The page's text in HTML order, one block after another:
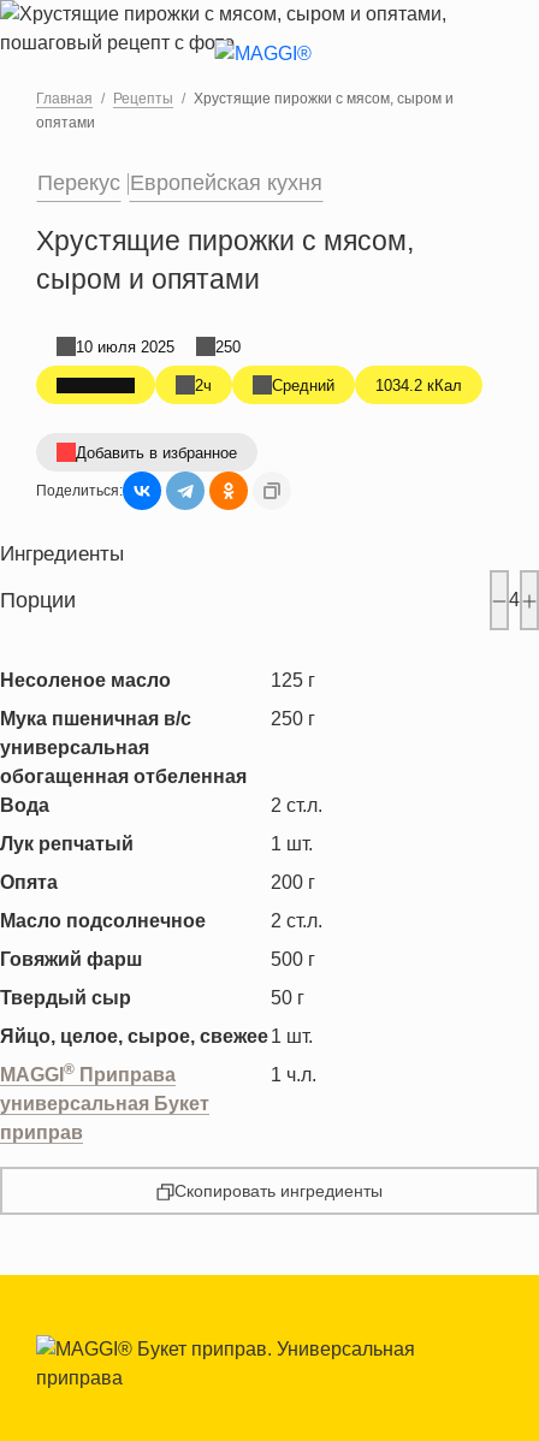
Перейти к основному содержанию
Главная Рецепты
Хрустящие пирожки с мясом, сыром и
опятами
Перекус Европейская кухня
Хрустящие пирожки с мясом,
сыром и опятами
2ч Средний 1034.2 кКал
10 июля 2025 250
Добавить в избранное
Поделиться:
Ингредиенты
Порции 4
Несоленое масло 125 г
Мука пшеничная в/с
универсальная
обогащенная отбеленная
250 г
Вода 2 ст.л.
Лук репчатый
1 шт.
Опята
200 г
Масло подсолнечное
2 ст.л.
Говяжий фарш
500 г
Твердый сыр
50 г
Яйцо, целое, сырое, свежее1 шт.
MAGGI ® Приправа
универсальная Букет
приправ
1 ч.л.
Скопировать ингредиенты